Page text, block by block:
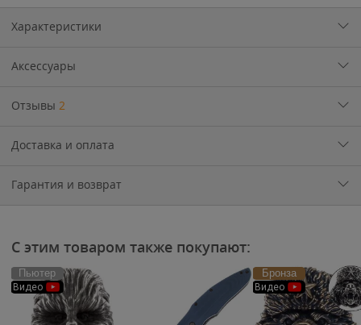
Характеристики
Аксессуары
Отзывы 2
Доставка и оплата
Гарантия и возврат
С этим товаром также покупают:
Пьютер
Видео
Бронза
Видео